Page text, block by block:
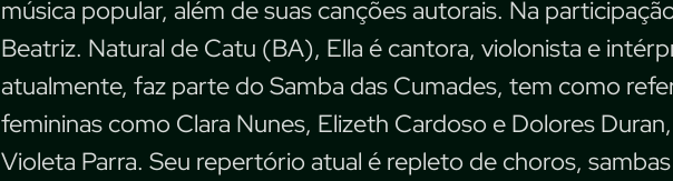
música popular, além de suas canções autorais. Na
Beatriz. Natural de Catu (BA), Ella é cantora, violonista e
atualmente, faz parte do Samba das Cumades, tem como
femininas como Clara Nunes, Elizeth Cardoso e Dolores
Violeta Parra. Seu repertório atual é repleto de choros,